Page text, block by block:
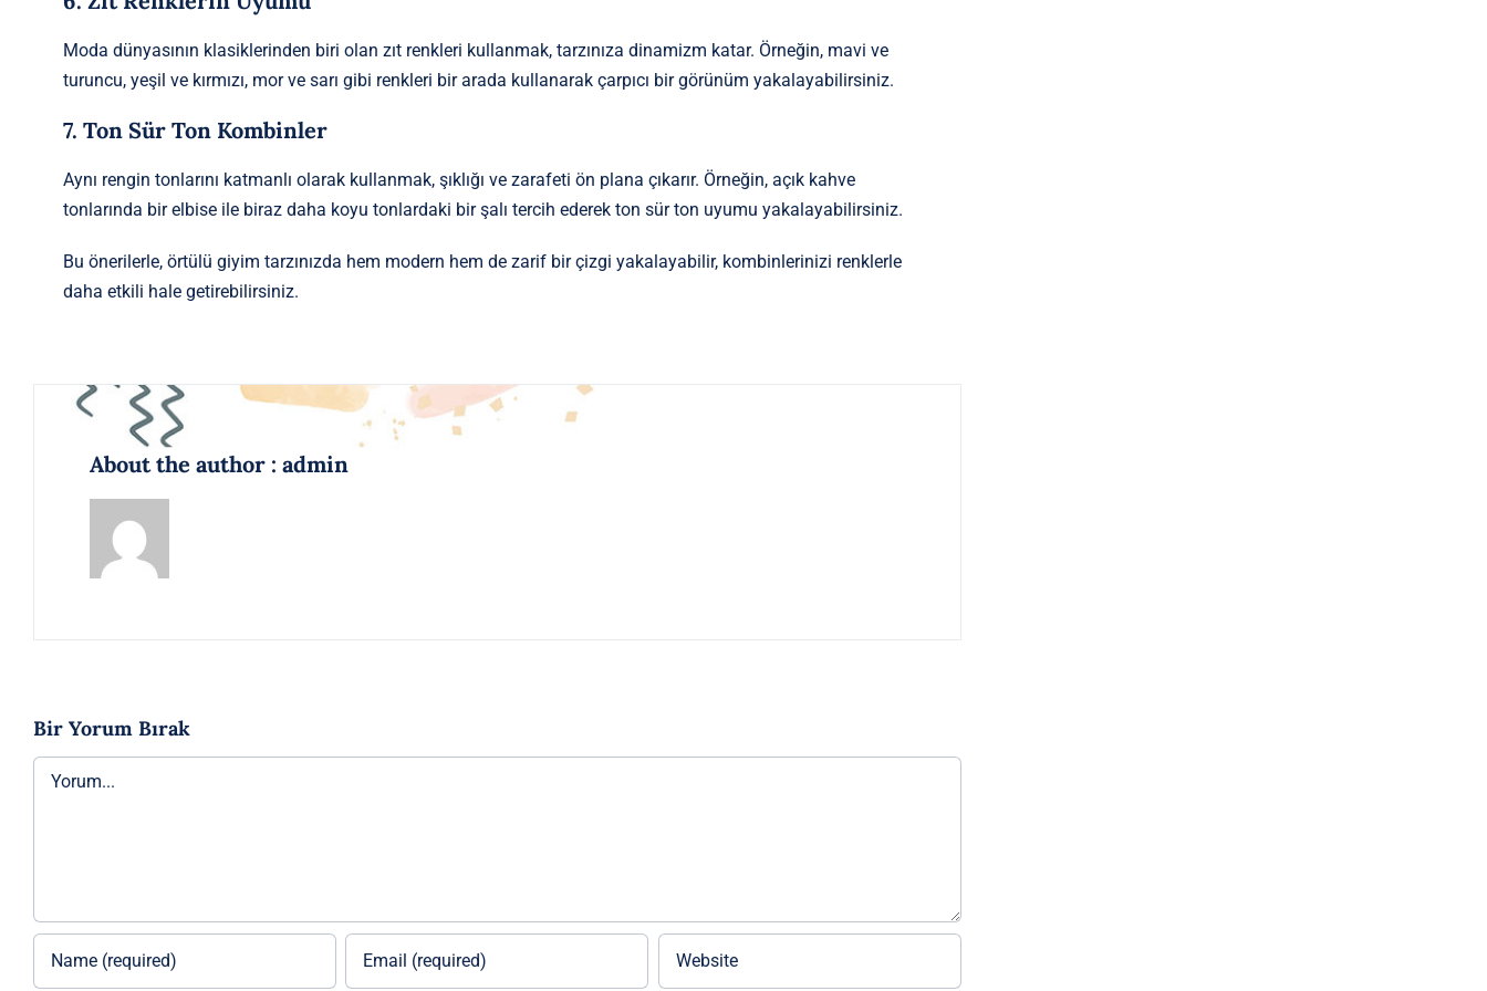
Moda dünyasının klasiklerinden biri olan zıt renkleri kullanmak, tarzınıza dinamizm katar. Örneğin, mavi ve
turuncu, yeşil ve kırmızı, mor ve sarı gibi renkleri bir arada kullanarak çarpıcı bir görünüm yakalayabilirsiniz.
7. Ton Sür Ton Kombinler
Aynı rengin tonlarını katmanlı olarak kullanmak, şıklığı ve zarafeti ön plana çıkarır. Örneğin, açık kahve
tonlarında bir elbise ile biraz daha koyu tonlardaki bir şalı tercih ederek ton sür ton uyumu yakalayabilirsiniz.
Bu önerilerle, örtülü giyim tarzınızda hem modern hem de zarif bir çizgi yakalayabilir, kombinlerinizi renklerle
daha etkili hale getirebilirsiniz.
About the author : admin
Bir Yorum Bırak
Yorum